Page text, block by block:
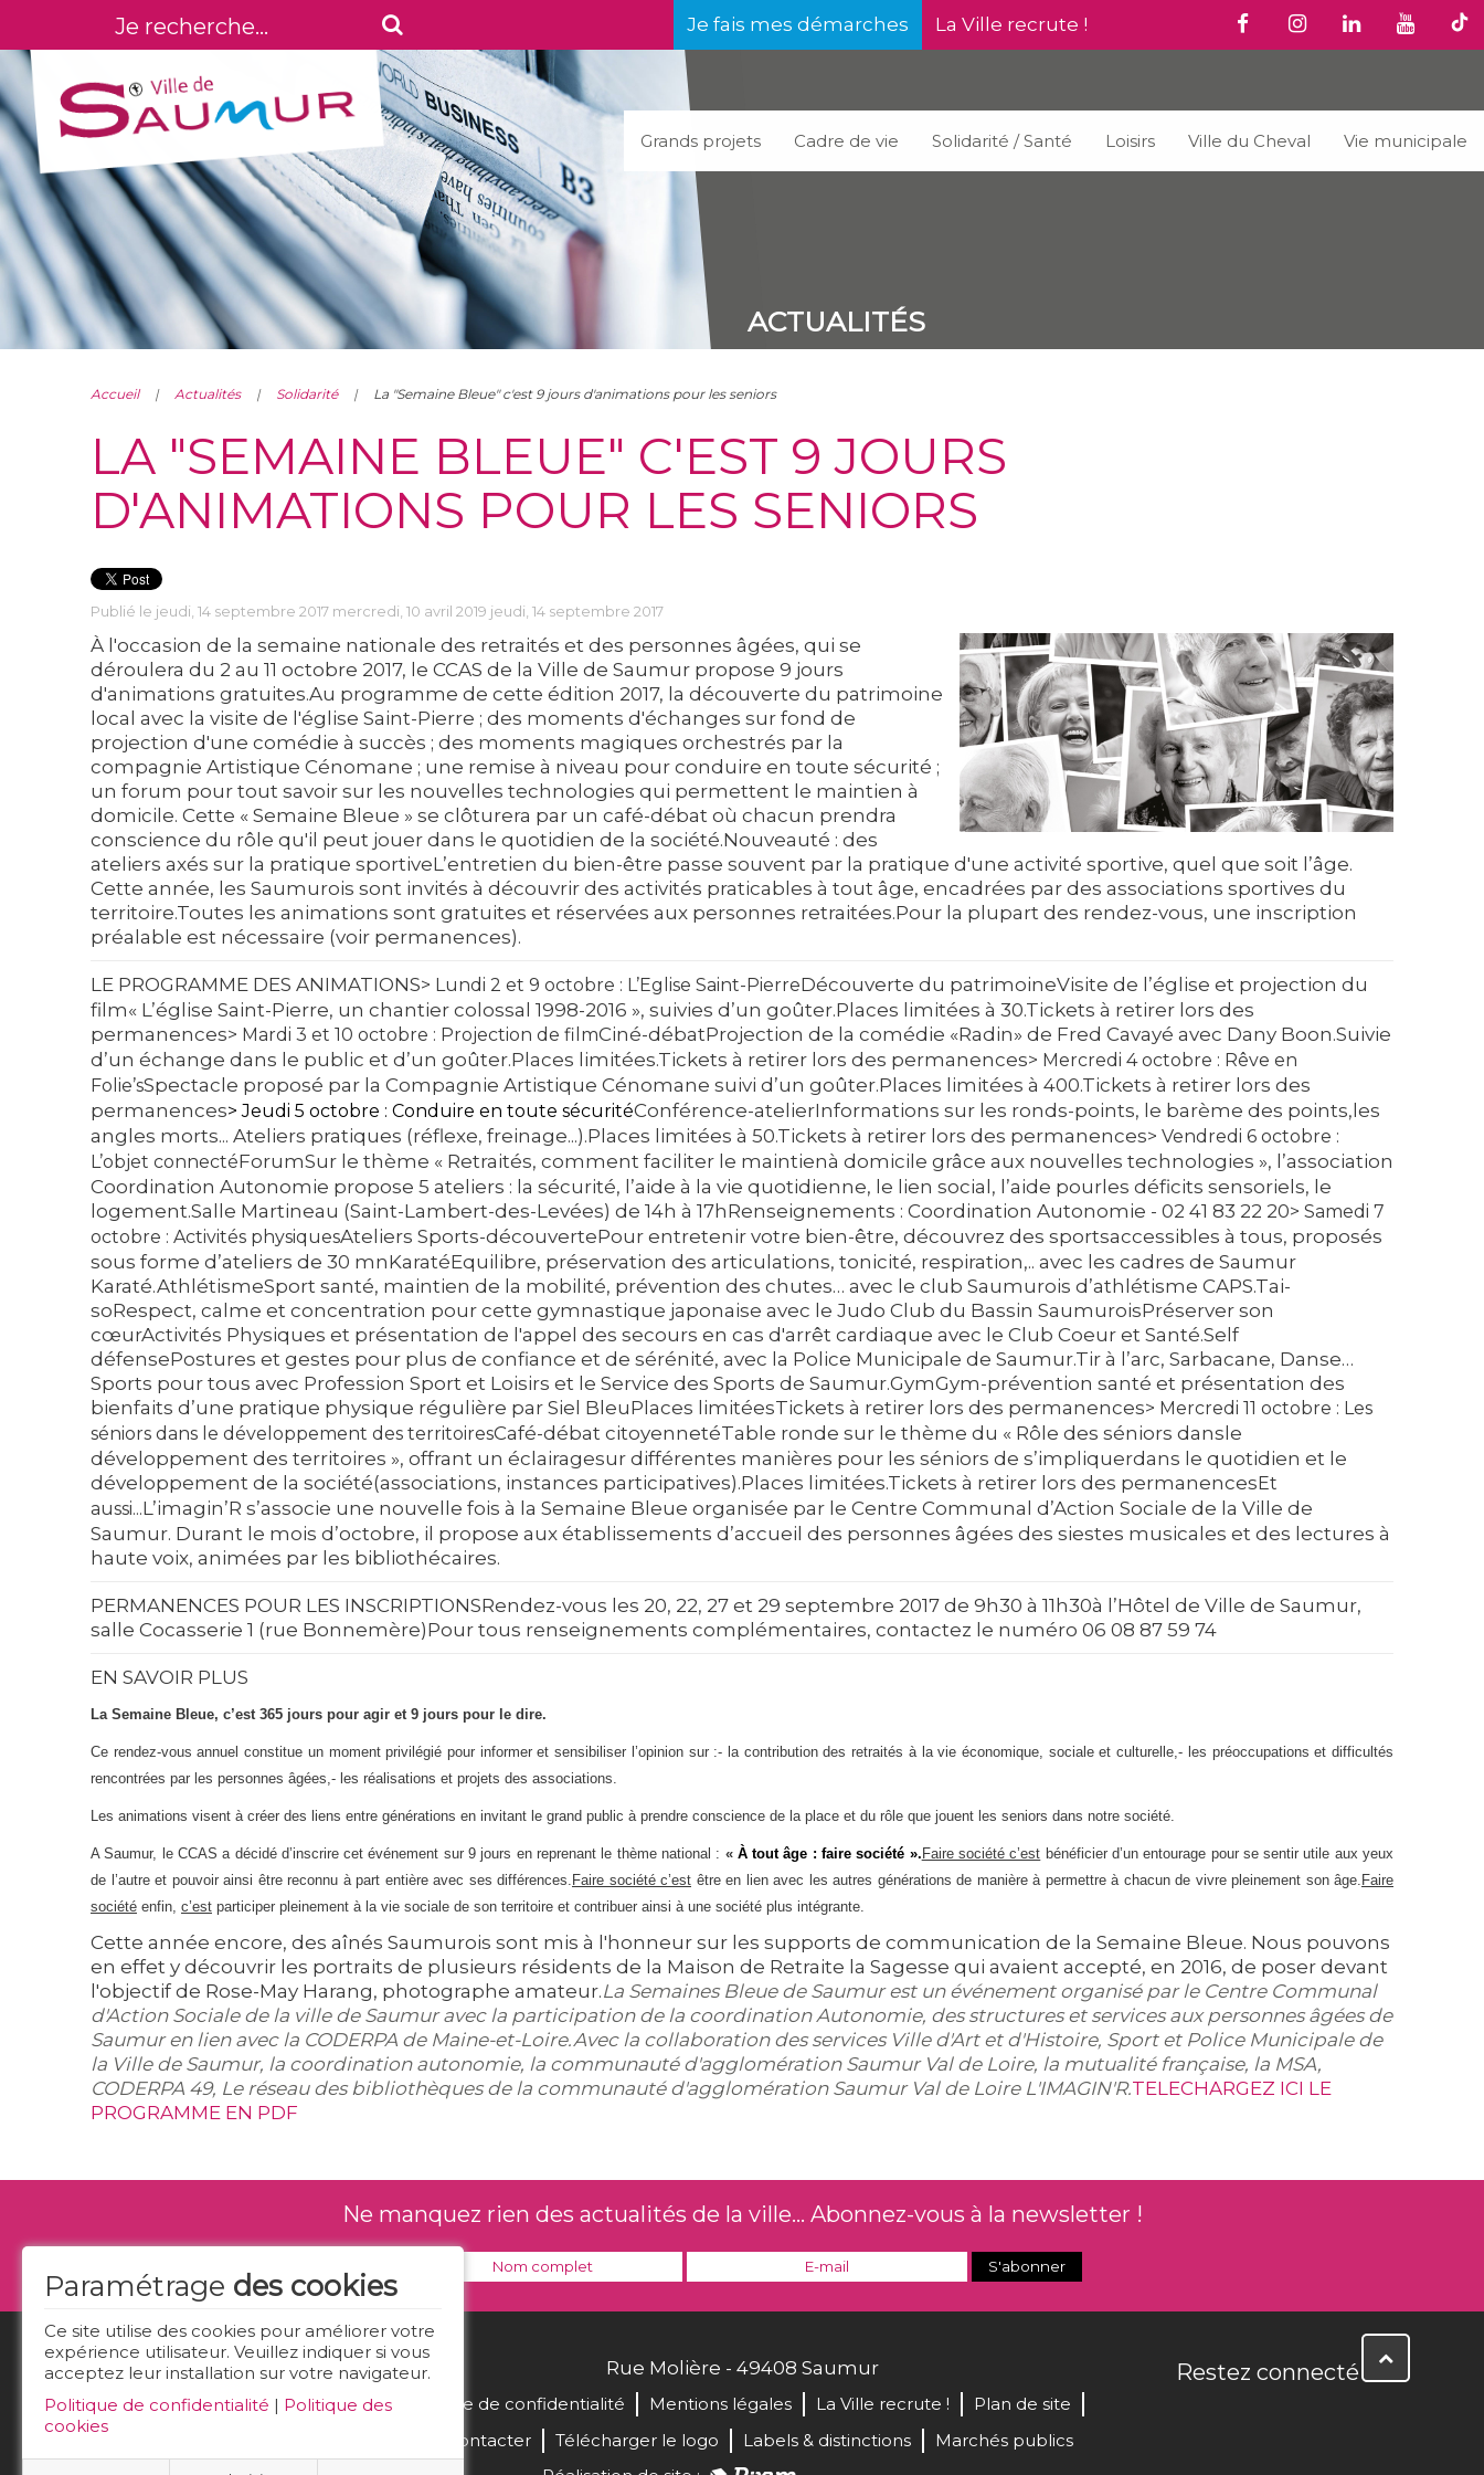
Je fais mes démarches La Ville recrute !
Grands projets Cadre de vie Solidarité / Santé Loisirs Ville du Cheval Vie municipale
ACTUALITÉS
Accueil Actualités Solidarité La "Semaine Bleue" c'est 9 jours d'animations pour les seniors
LA "SEMAINE BLEUE" C'EST 9 JOURS
D'ANIMATIONS POUR LES SENIORS
Publié le jeudi, 14 septembre 2017 mercredi, 10 avril 2019 jeudi, 14 septembre 2017
À l'occasion de la semaine nationale des retraités et des personnes âgées, qui se
déroulera du 2 au 11 octobre 2017, le CCAS de la Ville de Saumur propose 9 jours
d'animations gratuites.Au programme de cette édition 2017, la découverte du patrimoine
local avec la visite de l'église Saint-Pierre ; des moments d'échanges sur fond de
projection d'une comédie à succès ; des moments magiques orchestrés par la
compagnie Artistique Cénomane ; une remise à niveau pour conduire en toute sécurité ;
un forum pour tout savoir sur les nouvelles technologies qui permettent le maintien à
domicile. Cette « Semaine Bleue » se clôturera par un café-débat où chacun prendra
conscience du rôle qu'il peut jouer dans le quotidien de la société.Nouveauté : des
ateliers axés sur la pratique sportiveL’entretien du bien-être passe souvent par la pratique d'une activité sportive, quel que soit l’âge.
Cette année, les Saumurois sont invités à découvrir des activités praticables à tout âge, encadrées par des associations sportives du
territoire.Toutes les animations sont gratuites et réservées aux personnes retraitées.Pour la plupart des rendez-vous, une inscription
préalable est nécessaire (voir permanences).
LE PROGRAMME DES ANIMATIONS> Lundi 2 et 9 octobre : L’Eglise Saint-PierreDécouverte du patrimoineVisite de l’église et projection du
film« L’église Saint-Pierre, un chantier colossal 1998-2016 », suivies d’un goûter.Places limitées à 30.Tickets à retirer lors des
permanences> Mardi 3 et 10 octobre : Projection de filmCiné-débatProjection de la comédie «Radin» de Fred Cavayé avec Dany Boon.Suivie
d’un échange dans le public et d’un goûter.Places limitées.Tickets à retirer lors des permanences> Mercredi 4 octobre : Rêve en
Folie’sSpectacle proposé par la Compagnie Artistique Cénomane suivi d’un goûter.Places limitées à 400.Tickets à retirer lors des
permanences> Jeudi 5 octobre : Conduire en toute sécuritéConférence-atelierInformations sur les ronds-points, le barème des points,les
angles morts... Ateliers pratiques (réflexe, freinage...).Places limitées à 50.Tickets à retirer lors des permanences> Vendredi 6 octobre :
L’objet connectéForumSur le thème « Retraités, comment faciliter le maintienà domicile grâce aux nouvelles technologies », l’association
Coordination Autonomie propose 5 ateliers : la sécurité, l’aide à la vie quotidienne, le lien social, l’aide pourles déficits sensoriels, le
logement.Salle Martineau (Saint-Lambert-des-Levées) de 14h à 17hRenseignements : Coordination Autonomie - 02 41 83 22 20> Samedi 7
octobre : Activités physiquesAteliers Sports-découvertePour entretenir votre bien-être, découvrez des sportsaccessibles à tous, proposés
sous forme d’ateliers de 30 mnKaratéEquilibre, préservation des articulations, tonicité, respiration,.. avec les cadres de Saumur
Karaté.AthlétismeSport santé, maintien de la mobilité, prévention des chutes… avec le club Saumurois d’athlétisme CAPS.Tai-
soRespect, calme et concentration pour cette gymnastique japonaise avec le Judo Club du Bassin SaumuroisPréserver son
cœurActivités Physiques et présentation de l'appel des secours en cas d'arrêt cardiaque avec le Club Coeur et Santé.Self
défensePostures et gestes pour plus de confiance et de sérénité, avec la Police Municipale de Saumur.Tir à l’arc, Sarbacane, Danse…
Sports pour tous avec Profession Sport et Loisirs et le Service des Sports de Saumur.GymGym-prévention santé et présentation des
bienfaits d’une pratique physique régulière par Siel BleuPlaces limitéesTickets à retirer lors des permanences> Mercredi 11 octobre : Les
séniors dans le développement des territoiresCafé-débat citoyennetéTable ronde sur le thème du « Rôle des séniors dansle
développement des territoires », offrant un éclairagesur différentes manières pour les séniors de s’impliquerdans le quotidien et le
développement de la société(associations, instances participatives).Places limitées.Tickets à retirer lors des permanencesEt
aussi...L’imagin’R s’associe une nouvelle fois à la Semaine Bleue organisée par le Centre Communal d’Action Sociale de la Ville de
Saumur. Durant le mois d’octobre, il propose aux établissements d’accueil des personnes âgées des siestes musicales et des lectures à
haute voix, animées par les bibliothécaires.
PERMANENCES POUR LES INSCRIPTIONSRendez-vous les 20, 22, 27 et 29 septembre 2017 de 9h30 à 11h30à l’Hôtel de Ville de Saumur,
salle Cocasserie 1 (rue Bonnemère)Pour tous renseignements complémentaires, contactez le numéro 06 08 87 59 74
EN SAVOIR PLUS
La Semaine Bleue, c’est 365 jours pour agir et 9 jours pour le dire.
Ce rendez-vous annuel constitue un moment privilégié pour informer et sensibiliser l’opinion sur :- la contribution des retraités à la vie économique, sociale et culturelle,- les préoccupations et difficultés
rencontrées par les personnes âgées, - les réalisations et projets des associations.
Les animations visent à créer des liens entre générations en invitant le grand public à prendre conscience de la place et du rôle que jouent les seniors dans notre société.
A Saumur, le CCAS a décidé d’inscrire cet événement sur 9 jours en reprenant le thème national : « À tout âge : faire société ».Faire société c’est bénéficier d’un entourage pour se sentir utile aux yeux
de l’autre et pouvoir ainsi être reconnu à part entière avec ses différences. Faire société c’est être en lien avec les autres générations de manière à permettre à chacun de vivre pleinement son âge. Faire
société enfin, c’est participer pleinement à la vie sociale de son territoire et contribuer ainsi à une société plus intégrante.
Cette année encore, des aînés Saumurois sont mis à l'honneur sur les supports de communication de la Semaine Bleue. Nous pouvons
en effet y découvrir les portraits de plusieurs résidents de la Maison de Retraite la Sagesse qui avaient accepté, en 2016, de poser devant
l'objectif de Rose-May Harang, photographe amateur.La Semaines Bleue de Saumur est un événement organisé par le Centre Communal
d'Action Sociale de la ville de Saumur avec la participation de la coordination Autonomie, des structures et services aux personnes âgées de
Saumur en lien avec la CODERPA de Maine-et-Loire.Avec la collaboration des services Ville d'Art et d'Histoire, Sport et Police Municipale de
la Ville de Saumur, la coordination autonomie, la communauté d'agglomération Saumur Val de Loire, la mutualité française, la MSA,
CODERPA 49, Le réseau des bibliothèques de la communauté d'agglomération Saumur Val de Loire L'IMAGIN'R.TELECHARGEZ ICI LE
PROGRAMME EN PDF
Paramétrage des cookies
Ce site utilise des cookies pour améliorer votre
expérience utilisateur. Veuillez indiquer si vous
acceptez leur installation sur votre navigateur.
Politique de confidentialité | Politique des
cookies
Ne manquez rien des actualités de la ville... Abonnez-vous à la newsletter !
Rue Molière - 49408 Saumur
Politique de confidentialité Mentions légales La Ville recrute !
Plan de site
Nous contacter
Télécharger le logo Labels & distinctions
Marchés publics
Restez connecté